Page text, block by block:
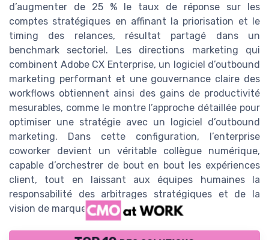
d’augmenter de 25 % le taux de réponse sur les
comptes stratégiques en affinant la priorisation et le
timing des relances, résultat partagé dans un
benchmark sectoriel. Les directions marketing qui
combinent Adobe CX Enterprise, un logiciel d’outbound
marketing performant et une gouvernance claire des
workflows obtiennent ainsi des gains de productivité
mesurables, comme le montre l’approche détaillée pour
optimiser une stratégie avec un logiciel d’outbound
marketing. Dans cette configuration, l’enterprise
coworker devient un véritable collègue numérique,
capable d’orchestrer de bout en bout les expériences
client, tout en laissant aux équipes humaines la
responsabilité des arbitrages stratégiques et de la
vision de marque.